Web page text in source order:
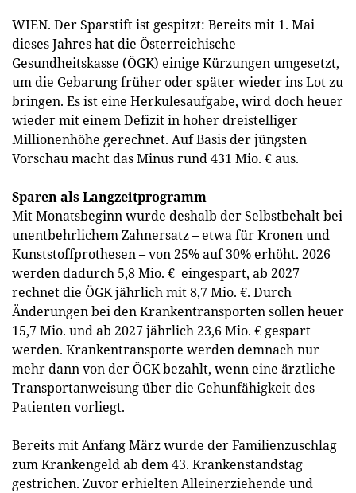
WIEN. Der Sparstift ist gespitzt: Bereits mit 1. Mai
dieses Jahres hat die Österreichische
Gesundheitskasse (ÖGK) einige Kürzungen umgesetzt,
um die Gebarung früher oder später wieder ins Lot zu
bringen. Es ist eine Herkulesaufgabe, wird doch heuer
wieder mit einem Defizit in hoher dreistelliger
Millionenhöhe gerechnet. Auf Basis der jüngsten
Vorschau macht das Minus rund 431 Mio. € aus.
Sparen als Langzeitprogramm
Mit Monatsbeginn wurde deshalb der Selbstbehalt bei
unentbehrlichem Zahnersatz – etwa für Kronen und
Kunststoffprothesen – von 25% auf 30% erhöht. 2026
werden dadurch 5,8 Mio. € eingespart, ab 2027
rechnet die ÖGK jährlich mit 8,7 Mio. €. Durch
Änderungen bei den Krankentransporten sollen heuer
15,7 Mio. und ab 2027 jährlich 23,6 Mio. € gespart
werden. Krankentransporte werden demnach nur
mehr dann von der ÖGK bezahlt, wenn eine ärztliche
Transportanweisung über die Gehunfähigkeit des
Patienten vorliegt.
Bereits mit Anfang März wurde der Familienzuschlag
zum Krankengeld ab dem 43. Krankenstandstag
gestrichen. Zuvor erhielten Alleinerziehende und